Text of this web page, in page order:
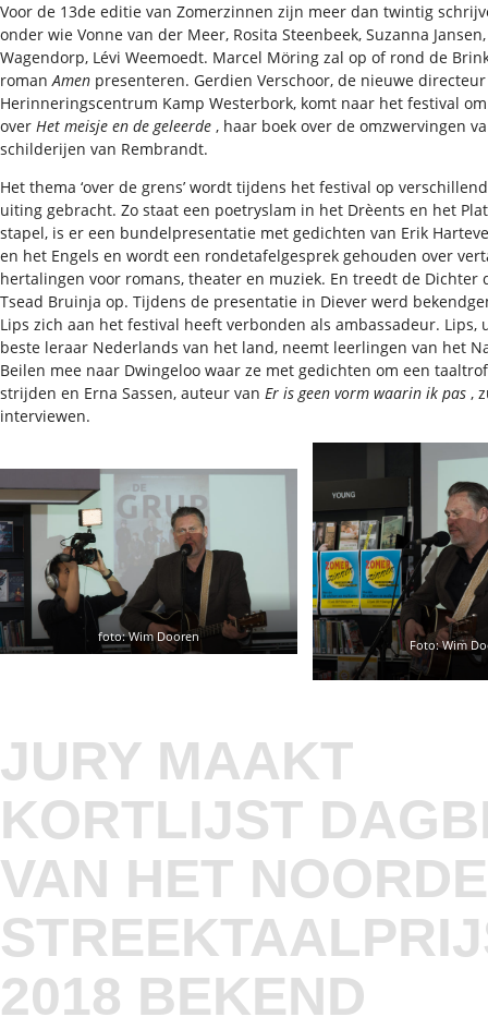
Voor de 13de editie van Zomerzinnen zijn meer dan twintig
onder wie Vonne van der Meer, Rosita Steenbeek, Suzanna
Wagendorp, Lévi Weemoedt. Marcel Möring zal op of rond de
romanAmen presenteren. Gerdien Verschoor, de nieuwe
Herinneringscentrum Kamp Westerbork, komt naar het festival
over Het meisje en de geleerde , haar boek over de omzwervingen
schilderijen van Rembrandt.
Het thema ‘over de grens’ wordt tijdens het festival op
uiting gebracht. Zo staat een poetryslam in het Drèents en het
stapel, is er een bundelpresentatie met gedichten van Erik
en het Engels en wordt een rondetafelgesprek gehouden over
hertalingen voor romans, theater en muziek. En treedt de Dichter
Tsead Bruinja op. Tijdens de presentatie in Diever werd
Lips zich aan het festival heeft verbonden als ambassadeur. Lips,
beste leraar Nederlands van het land, neemt leerlingen van het
Beilen mee naar Dwingeloo waar ze met gedichten om een
strijden en Erna Sassen, auteur van Er is geen vorm waarin ik pas ,
interviewen.
foto: Wim Dooren
Foto: Wim
JURY MAAKT
KORTLIJST
VAN HET
2018 BEKEND